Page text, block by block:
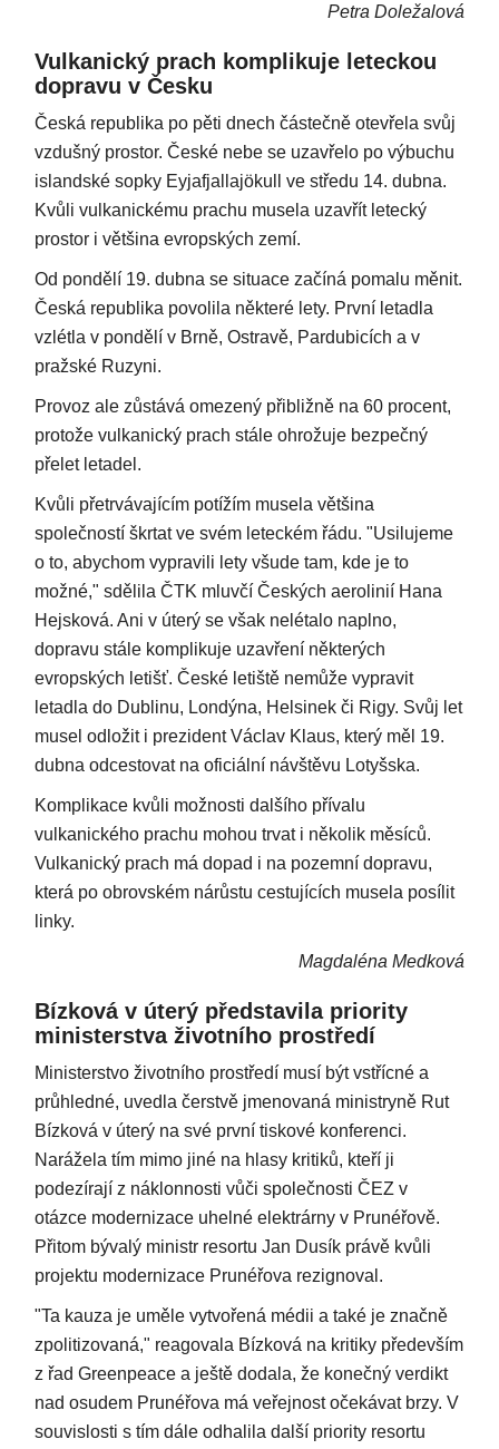
Petra Doležalová
Vulkanický prach komplikuje leteckou
dopravu v Česku
Česká republika po pěti dnech částečně otevřela svůj
vzdušný prostor. České nebe se uzavřelo po výbuchu
islandské sopky Eyjafjallajökull ve středu 14. dubna.
Kvůli vulkanickému prachu musela uzavřít letecký
prostor i většina evropských zemí.
Od pondělí 19. dubna se situace začíná pomalu měnit.
Česká republika povolila některé lety. První letadla
vzlétla v pondělí v Brně, Ostravě, Pardubicích a v
pražské Ruzyni.
Provoz ale zůstává omezený přibližně na 60 procent,
protože vulkanický prach stále ohrožuje bezpečný
přelet letadel.
Kvůli přetrvávajícím potížím musela většina
společností škrtat ve svém leteckém řádu. "Usilujeme
o to, abychom vypravili lety všude tam, kde je to
možné," sdělila ČTK mluvčí Českých aerolinií Hana
Hejsková. Ani v úterý se však nelétalo naplno,
dopravu stále komplikuje uzavření některých
evropských letišť. České letiště nemůže vypravit
letadla do Dublinu, Londýna, Helsinek či Rigy. Svůj let
musel odložit i prezident Václav Klaus, který měl 19.
dubna odcestovat na oficiální návštěvu Lotyšska.
Komplikace kvůli možnosti dalšího přívalu
vulkanického prachu mohou trvat i několik měsíců.
Vulkanický prach má dopad i na pozemní dopravu,
která po obrovském nárůstu cestujících musela posílit
linky.
Magdaléna Medková
Bízková v úterý představila priority
ministerstva životního prostředí
Ministerstvo životního prostředí musí být vstřícné a
průhledné, uvedla čerstvě jmenovaná ministryně Rut
Bízková v úterý na své první tiskové konferenci.
Narážela tím mimo jiné na hlasy kritiků, kteří ji
podezírají z náklonnosti vůči společnosti ČEZ v
otázce modernizace uhelné elektrárny v Prunéřově.
Přitom bývalý ministr resortu Jan Dusík právě kvůli
projektu modernizace Prunéřova rezignoval.
"Ta kauza je uměle vytvořená médii a také je značně
zpolitizovaná," reagovala Bízková na kritiky především
z řad Greenpeace a ještě dodala, že konečný verdikt
nad osudem Prunéřova má veřejnost očekávat brzy. V
souvislosti s tím dále odhalila další priority resortu